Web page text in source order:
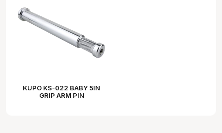
KUPO KS-022 BABY 5IN
GRIP ARM PIN